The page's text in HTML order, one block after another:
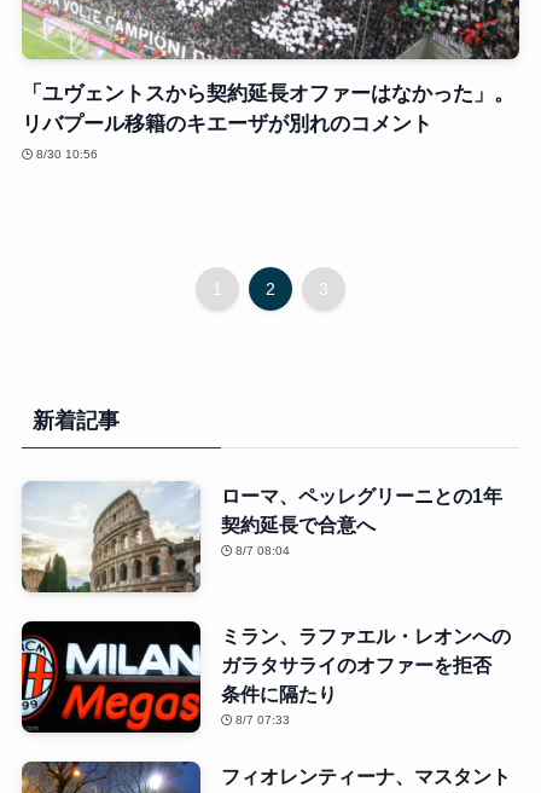
「ユヴェントスから契約延長オファーはなかった」。
リバプール移籍のキエーザが別れのコメント
8/30 10:56
1 2 3
新着記事
ローマ、ペッレグリーニとの1年
契約延長で合意へ
8/7 08:04
ミラン、ラファエル・レオンへの
ガラタサライのオファーを拒否
条件に隔たり
8/7 07:33
フィオレンティーナ、マスタント